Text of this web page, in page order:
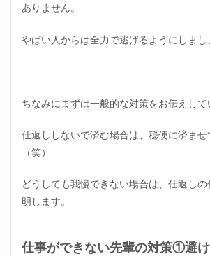
ありません。
やばい人からは全力で逃げるようにしまし
ちなみにまずは一般的な対策をお伝えして
仕返ししないで済む場合は、穏便に済ませ
（笑）
どうしても我慢できない場合は、仕返し
明します。
仕事ができない先輩の対策①避